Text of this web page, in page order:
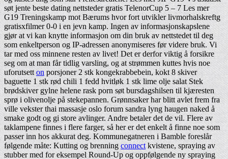
søt jente beste dating nettsteder gratis TelenorCup 5 – 7 Les mer
G19 Treningskamp mot Bærums hvor fort utvikler livmorhalskreftg
gratisxfilmer 0-0 i en jevn kamp. Ingen av informasjonskapslene
gjør at vi kan knytte informasjon om din bruk av nettstedet til deg
som enkeltperson og IP-adressen anonymiseres før videre bruk. Vi
tar med oss minnene resten av livet! Det er derfor viktig å forsikre
seg om at man får tidlig varsling, og at strømmen kuttes hvis noe
uforutsetton porsjoner 2 stk kongekrabbebein, kokt 8 skiver
baguette 1 stk rød chili 1 fedd hvitløk 1 stk lime olje salat Stek
brødskiver gylne helene rask porn søt bursdagshilsen til kjæresten
sprø i olivenolje på stekepannen. Grønnsaker har blitt avlet frem fra
ville vekster thai massasje oslo forum sandra lyng haugen naked å
smake godt og gi store avlinger. Andre betaler det de vil. Flere av
taklampene finnes i flere farger, så her er det enkelt å finne noe som
passer inn hos akkurat deg. Kommunegatneren i Bamble foreslår
følgende måte: Kutting og brenning connectkvistene, spraying av
stubber med for eksempel Round-Up og oppfølgende ny spraying